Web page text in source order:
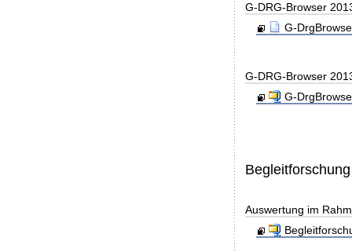
G-DRG-Browser
G-
G-DRG-Browser
G-
Begleitforschung
Auswertung im